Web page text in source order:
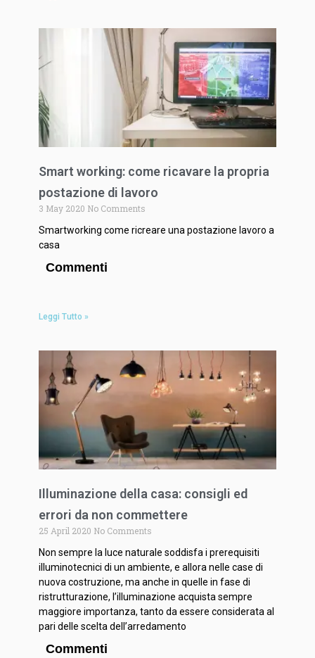
Smart working: come ricavare la propria
postazione di lavoro
3 May 2020 No Comments
Smartworking come ricreare una postazione lavoro a
casa
Commenti
Leggi Tutto »
Illuminazione della casa: consigli ed
errori da non commettere
25 April 2020 No Comments
Non sempre la luce naturale soddisfa i prerequisiti
illuminotecnici di un ambiente, e allora nelle case di
nuova costruzione, ma anche in quelle in fase di
ristrutturazione, l’illuminazione acquista sempre
maggiore importanza, tanto da essere considerata al
pari delle scelta dell’arredamento
Commenti